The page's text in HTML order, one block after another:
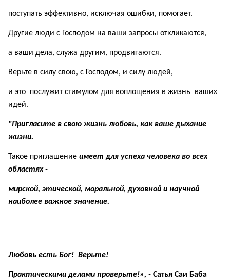
поступать эффективно, исключая ошибки, помогает.
Другие люди с Господом на ваши запросы откликаются,
а ваши дела, служа другим, продвигаются.
Верьте в силу свою, с Господом, и силу людей,
и это послужит стимулом для воплощения в жизнь ваших
идей.
"Пригласите в свою жизнь любовь, как ваше дыхание
жизни.
Такое приглашение имеет для успеха человека во всех
областях -
мирской, этической, моральной, духовной и научной
наиболее важное значение.
Любовь есть Бог! Верьте!
Практическими делами проверьте!», - Сатья Саи Баба